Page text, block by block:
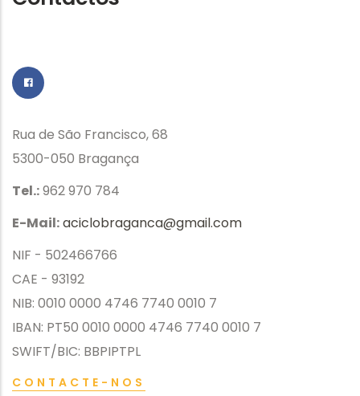
Rua de São Francisco, 68
5300-050 Bragança
Tel.:962 970 784
E-Mail:aciclobraganca@gmail.com
NIF - 502466766
CAE - 93192
NIB: 0010 0000 4746 7740 0010 7
IBAN: PT50 0010 0000 4746 7740 0010 7
SWIFT/BIC: BBPIPTPL
CONTACTE-NOS